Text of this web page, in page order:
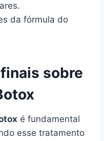
da fórmula do
sobre
é fundamental
esse tratamento